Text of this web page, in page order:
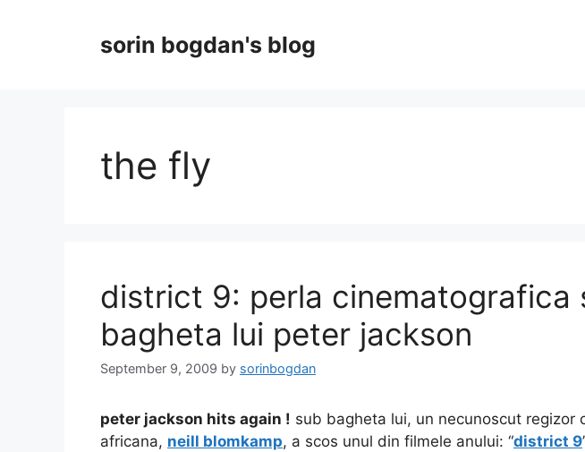
sorin bogdan's blog
the fly
district 9: perla cinematografica
bagheta lui peter jackson
September 9, 2009 by sorinbogdan
peter jackson hits again ! sub bagheta lui, un necunoscut regizor
africana, neill blomkamp, a scos unul din filmele anului: “district 9